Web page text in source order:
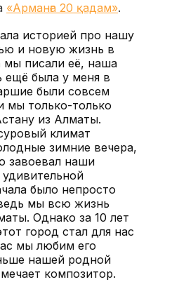
«Арманға 20 қадам».
историей про нашу
и новую жизнь в
мы писали её, наша
ещё была у меня в
были совсем
мы только-только
из Алматы.
климат
зимние вечера,
завоевал наши
было непросто
мы всю жизнь
Однако за 10 лет
город стал для нас
мы любим его
нашей родной
композитор.